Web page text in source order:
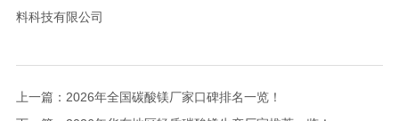
料科技有限公司
上一篇： 2026年全国碳酸镁厂家口碑排名一览！